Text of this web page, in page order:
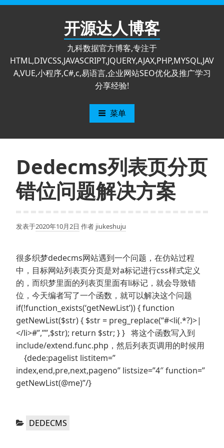
跳
开源达人博客
九科数据官方博客,专注于
HTML,DIVCSS,JAVASCRIPT,JQUERY,AJAX,PHP,MYSQL,JAV
A,VUE,小程序,C#,c,易语言,企业网站SEO优化及推广学习
分享经验!
菜单
Dedecms列表页分页
错位问题解决方案
发表于2020年10月2日 作者 jiukeshuju
很多织梦dedecms网站遇到一个问题，在仿站过程
中，目标网站列表页分页是对a标记进行css样式定义
的，而织梦里面的列表页里面有li标记，就会导致错
位，今天编者写了一个函数，就可以解决这个问题
if(!function_exists(‘getNewList’)) { function
getNewList($str) { $str = preg_replace(“#<li(.*?)>|
</li>#”,””,$str); return $str; } } 将这个函数写入到
include/extend.func.php，然后列表页调用的时候用
{dede:pagelist listitem=”
index,end,pre,next,pageno” listsize=”4″ function=”
getNewList(@me)”/}
分
DEDECMS